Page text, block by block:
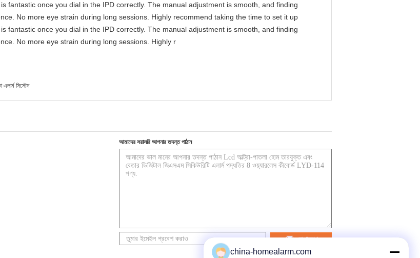
fantastic once you dial in the IPD correctly. The manual adjustment is smooth, and finding
No more eye strain during long sessions. Highly recommend taking the time to set it up
fantastic once you dial in the IPD correctly. The manual adjustment is smooth, and finding
No more eye strain during long sessions. Highly r
এলার্ম সিস্টেম
আমাদের সরাসরি আপনার তদন্ত পাঠান
যোগাযোগ
china-homealarm.com